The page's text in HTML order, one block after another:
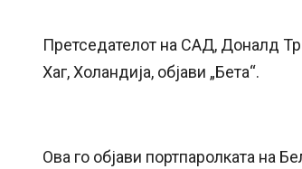
Претседателот на САД, Доналд
Хаг, Холандија, објави „Бета“.
Ова го објави портпаролката на